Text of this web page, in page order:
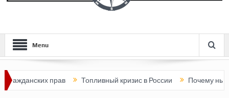
Menu
прав Топливный кризис в России Почему нынешняя